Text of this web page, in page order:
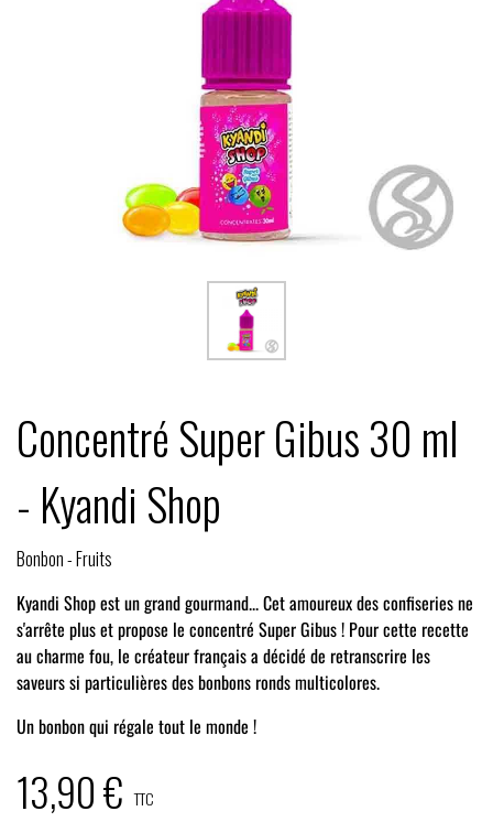
Concentré Super Gibus 30 ml
- Kyandi Shop
Bonbon - Fruits
Kyandi Shopest un grand gourmand... Cet amoureux des confiseries ne
s'arrête plus et propose le concentré Super Gibus ! Pour cette recette
au charme fou, le créateur français a décidé de retranscrire les
saveurs si particulières des bonbons ronds multicolores.
Un bonbon qui régale tout le monde !
13,90 € TTC